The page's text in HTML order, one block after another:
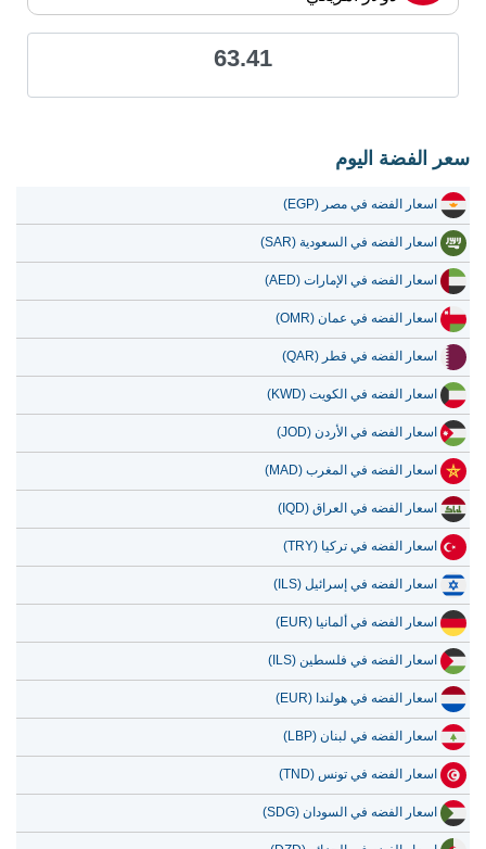
22 يوليو 2026 59.98
1.93
19 يوليو 2026
18 يوليو 2026
17 يوليو 2026 55.96
1.80
16 يوليو 2026 55.70
1.79
15 يوليو 2026
14 يوليو 2026
13 يوليو 2026
12 يوليو 2026
11 يوليو 2026
10 يوليو 2026
63.41
سعر الفضة اليوم
اسعار الفضه في مصر (EGP)
اسعار الفضه في السعودية (SAR)
اسعار الفضه في الإمارات (AED)
اسعار الفضه في عمان (OMR)
اسعار الفضه في قطر (QAR)
اسعار الفضه في الكويت (KWD)
اسعار الفضه في الأردن (JOD)
اسعار الفضه في المغرب (MAD)
اسعار الفضه في العراق (IQD)
اسعار الفضه في تركيا (TRY)
اسعار الفضه في إسرائيل (ILS)
اسعار الفضه في ألمانيا (EUR)
اسعار الفضه في فلسطين (ILS)
اسعار الفضه في هولندا (EUR)
اسعار الفضه في لبنان (LBP)
اسعار الفضه في تونس (TND)
اسعار الفضه في السودان (SDG)